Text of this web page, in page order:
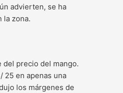
advierten, se ha
la zona.
del precio del mango.
25 en apenas una
los márgenes de